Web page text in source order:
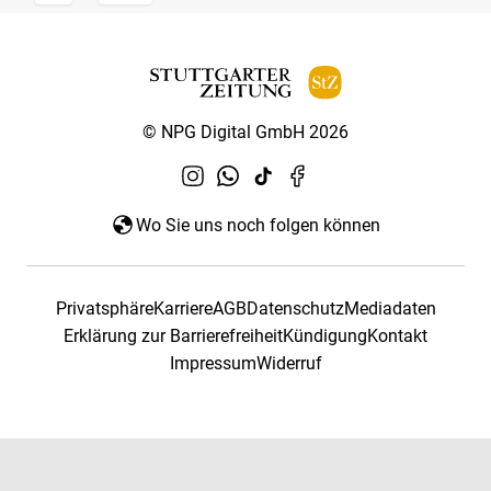
© NPG Digital GmbH 2026
Wo Sie uns noch folgen können
PrivatsphäreKarriereAGBDatenschutzMediadaten
Erklärung zur BarrierefreiheitKündigungKontakt
ImpressumWiderruf